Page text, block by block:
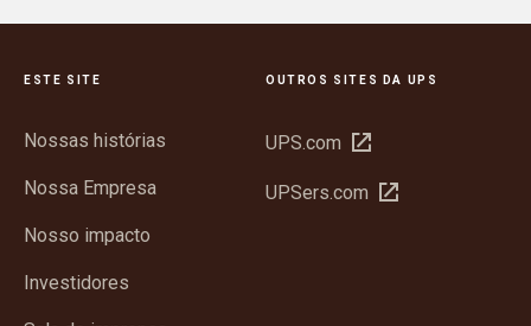
ESTE SITE
Nossas histórias
Nossa Empresa
Nosso impacto
Investidores
OUTROS SITES DA UPS
UPS.com Abrir
nova
UPSers.com Abrir